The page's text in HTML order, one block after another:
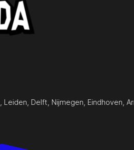
Leiden Delft Nijmegen Eindhoven